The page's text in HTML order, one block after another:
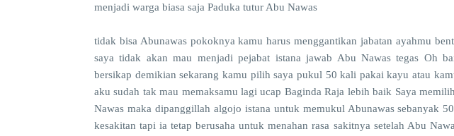
menjadi warga biasa saja Paduka tutur Abu Nawas
tidak bisa Abunawas pokoknya kamu harus menggantikan jabatan ayahmu
saya tidak akan mau menjadi pejabat istana jawab Abu Nawas tegas Oh
bersikap demikian sekarang kamu pilih saya pukul 50 kali pakai kayu atau
aku sudah tak mau memaksamu lagi ucap Baginda Raja lebih baik Saya
Nawas maka dipanggillah algojo istana untuk memukul Abunawas sebanyak
kesakitan tapi ia tetap berusaha untuk menahan rasa sakitnya setelah Abu